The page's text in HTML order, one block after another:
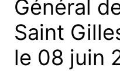
Général
Saint
le 08 juin